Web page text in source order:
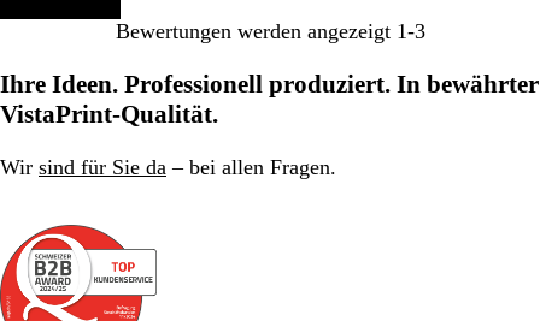
Bewertungen werden angezeigt 1-3
Ihre Ideen. Professionell produziert. In bewährter
VistaPrint-Qualität.
Wir sind für Sie da – bei allen Fragen.